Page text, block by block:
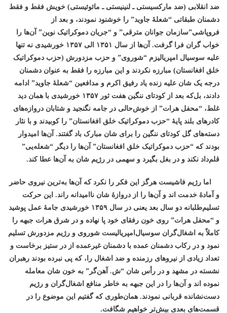
ضد انقلابی (ضد مارکسیستی ـ لنینیستی ـ مائوئیستی) خویش فقط و فقط
دشمنان طبقاتی “شعلۀ جاوید” را خوشنود نمودند، و بعد از
فروپاشی”سازمان جوانان مترقی” و “جریان دموکراتیک نوین” آن‌ها را
خواب گران فرا گرفت. آن‌ها از سال ۱۳۵۱ الی ۱۳۵۷ خورشیدی نه تنها
علیه سوسیال امپریالیزم “شوروی” و حزب مزدورش (حزب دموکراتیک
خلق افغانستان) مبارزه نکردند و این مبارزه را فقط به عنوان دشمنان
درجه یک شان علیه زنده یاد رفیق اکرم و مدافعین “شعلۀ جاوید” ادامه
دادند، بل‌که بعد از کودتای ننگین هفت ثور ۱۳۵۷ خورشیدی با همان دید
غلط، “محفل هرات” از خوش‌حالی در جامه نگنجید و شتابان دروازه‌های
کادرهای بلند پایۀ “حزب دموکراتیک خلق افغانستان” را کوبیدند و با نثار
دسته‌های گل کودتای ننگین را برای شان مبارک باد گفتند. آن‌ها امیدوار
بودند که “حزب دموکراتیک خلق افغانستان” آن‌ها را دیگر “شعله‌یی”
قلم‌داد نکند و در بغل بگیرد و سهمی در رژیم شان به آن‌ها عطا کند.
اما رژیم فاشیست هرگز این فکر را نکرد که آن‌ها به‌ترین نیروی حاضر
و آمادۀ خدمت اند و آن‌ها را از دروازۀ شان ناامیدانه راند. این حرکت
تسلیم‌طلبانه دو سال بعد یعنی در سال ۱۳۵۹ خورشیدی جامۀ عمل پوشید
و “محفل هرات” روی خون رفقای خود پا نهاده و در شرق هرات جبهه را
کاملاً به اشغال‌گران سوسیال‌امپریالیست شوروی و رژیم مزدورش تسلیم
نمود و در رکاب دشمنان عمده با دشمنان غیرعمده از در ستیز برخاست و
تعداد زیادی از نیروهای رزمنده و ضد اشغال را، که پی نبرده بودند رهبران
نشسته در مشهد و در رأس شان “ش. آهن‌گر” به خون شان معامله
نموده اند و آن‌ها را در این جبهه به خاطر منافع اشغال‌گران و رژیم
دست‌نشانده قربانی نمودند. همان‌طوری که گفتیم این موضوع را در
قسمت‌های بعدی بیش‌تر خواهیم شگافت.